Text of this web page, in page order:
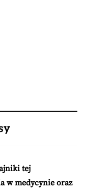
tej
w medycynie oraz